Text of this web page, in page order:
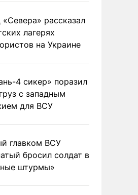
«Севера» рассказал
лагерях
на Украине
4 сикер» поразил
с западным
для ВСУ
главком ВСУ
бросил солдат в
штурмы»